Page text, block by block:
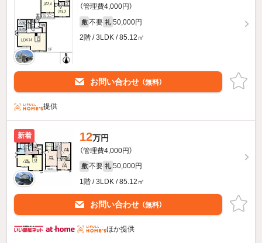
（管理費4,000円）
敷 不要 礼 50,000円
2階 / 3LDK / 85.12㎡
お問い合わせ （無料）
提供
新着 12万円
（管理費4,000円）
敷 不要 礼 50,000円
1階 / 3LDK / 85.12㎡
お問い合わせ （無料）
ほか提供